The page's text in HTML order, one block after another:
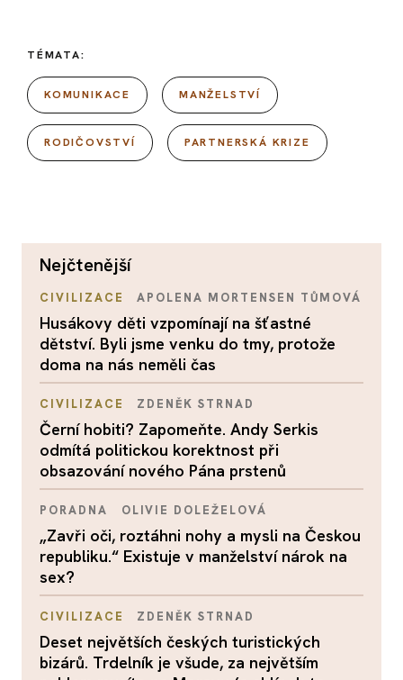
TÉMATA:
KOMUNIKACE MANŽELSTVÍ
RODIČOVSTVÍ PARTNERSKÁ KRIZE
nejčtenější
CIVILIZACE APOLENA MORTENSEN TŮMOVÁ
Husákovy děti vzpomínají na šťastné
dětství. Byli jsme venku do tmy, protože
doma na nás neměli čas
CIVILIZACE ZDENĚK STRNAD
Černí hobiti? Zapomeňte. Andy Serkis
odmítá politickou korektnost při
obsazování nového Pána prstenů
PORADNA OLIVIE DOLEŽELOVÁ
„Zavři oči, roztáhni nohy a mysli na Českou
republiku.“ Existuje v manželství nárok na
sex?
CIVILIZACE ZDENĚK STRNAD
Deset největších českých turistických
bizárů. Trdelník je všude, za největším